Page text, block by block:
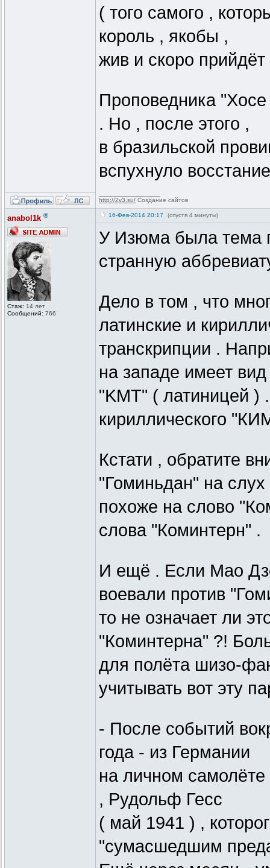
( того самого ,
король , якобы ,
жив и скоро
Проповедника
. Но , после этого ,
в бразильской
вспухнуло
http://2v3.su/ Создание сайтов
anabol1k ®
Стаж: 14 лет
Сообщений: 766
16-Фев-2014 20:17 (спустя 4 минуты)
У Изюма была тема
странную
Дело в том , что
латинские и
транскрипции .
на западе имеет вид
"KMT" ( латиницей )
кириллического
Кстати , обратите
"Гоминьдан" на слух
похоже на слово
слова "Коминтерн" .
И ещё . Если Мао
воевали против
то не означает ли
"Коминтерна" ?!
для полёта шизо-
учитывать вот эту
- После событий
года - из Германии
на личном самолёте
, Рудольф Гесс
( май 1941 ) ,
"сумасшедшим